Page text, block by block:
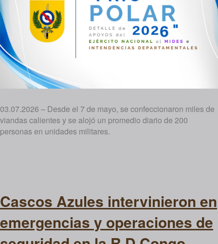
03.07.2026 – Desde el 7 de mayo, se confeccionaron miles de
viandas calientes y se alojó un promedio diario de 200
personas en unidades militares.
Cascos Azules intervinieron en
emergencias y operaciones de